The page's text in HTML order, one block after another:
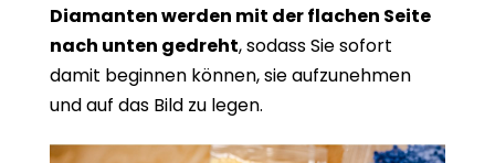
Diamanten werden mit der flachen Seite
nach unten gedreht, sodass Sie sofort
damit beginnen können, sie aufzunehmen
und auf das Bild zu legen.